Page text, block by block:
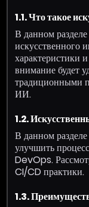
1.1. Что такое
В данном
искусственного
характеристики
внимание будет
традиционными
ИИ.
1.2.
В данном
улучшить
DevOps.
CI/CD практики.
1.3.